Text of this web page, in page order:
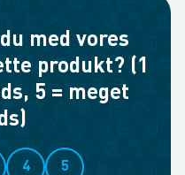
med vores
produkt? (1
5 = meget
4 5